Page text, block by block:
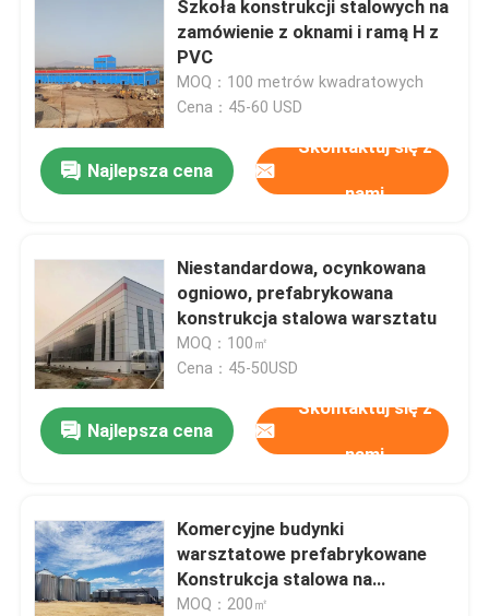
Domy prefabrykowane ze stali
Materiał konstrukcyjny ze stali
klatka dla kur niosek
System klatki dla kurczaków brojlerów
System podłogowy dla brojlerów
Szkoła konstrukcji stalowych na
zamówienie z oknami i ramą H z
PVC
MOQ：100 metrów kwadratowych
Cena：45-60 USD
Najlepsza cena
Skontaktuj się z
nami
Niestandardowa, ocynkowana
ogniowo, prefabrykowana
konstrukcja stalowa warsztatu
MOQ：100㎡
Cena：45-50USD
Najlepsza cena
Skontaktuj się z
nami
Komercyjne budynki
warsztatowe prefabrykowane
Konstrukcja stalowa na
zamówienie
MOQ：200㎡